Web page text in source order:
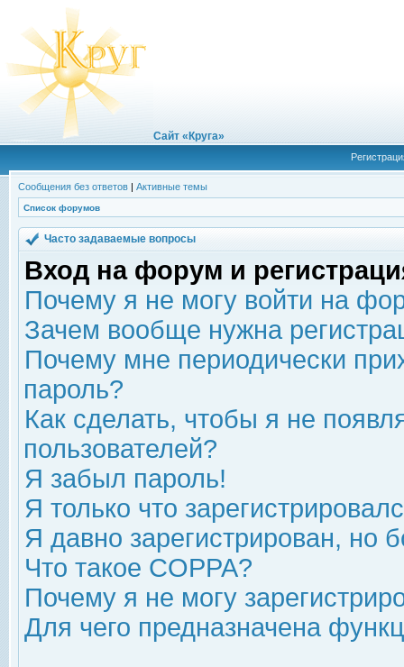
Сайт «Круга»
Сообщения без ответов | Активные темы
Список форумов
Часто задаваемые вопросы
Вход на форум и
Почему я не могу войти на
Зачем вообще нужна
Почему мне периодически
пароль?
Как сделать, чтобы я не
пользователей?
Я забыл пароль!
Я только что
Я давно зарегистрирован, но
Что такое COPPA?
Почему я не могу
Для чего предназначена